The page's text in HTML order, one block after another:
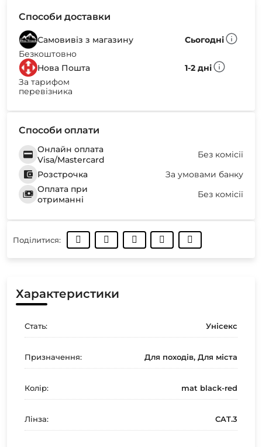
Способи доставки
Самовивіз з магазину
Сьогодні
Безкоштовно
Нова Пошта
1-2 дні
За тарифом
перевізника
Способи оплати
Онлайн оплата
Visa/Mastercard
Без комісії
Розстрочка
За умовами банку
Оплата при
отриманні
Без комісії
Поділитися:
Характеристики
Стать: Унісекс
Призначення: Для походів, Для міста
Колір: mat black-red
Лінза: CAT.3